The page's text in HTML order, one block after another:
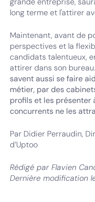
long terme et l'attirer
Maintenant, avant de
perspectives et la
candidats talentueux,
attirer dans son bureau.
savent aussi se faire
métier, par des
profils et les présenter
concurrents ne les
Par Didier Perraudin,
d’Uptoo
Rédigé par Flavien
Dernière modification